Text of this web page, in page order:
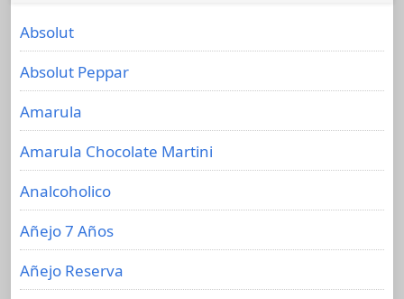
Absolut
Absolut Peppar
Amarula
Amarula Chocolate Martini
Analcoholico
Añejo 7 Años
Añejo Reserva